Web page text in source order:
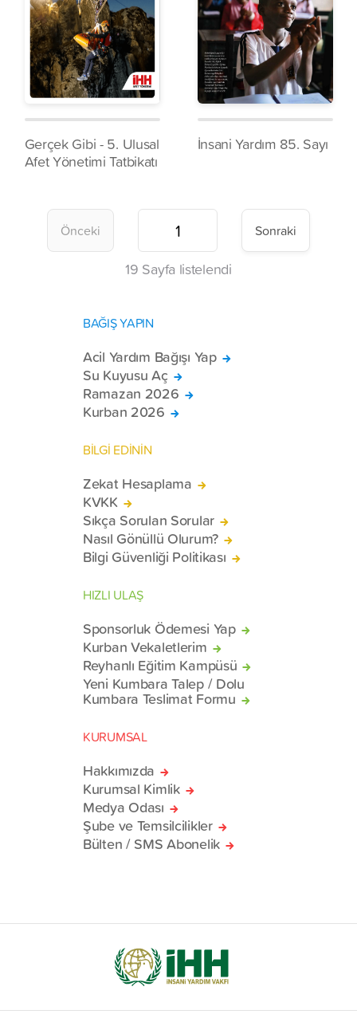
Gerçek Gibi - 5. Ulusal
Afet Yönetimi Tatbikatı
İnsani Yardım 85. Sayı
Önceki Sonraki
19 Sayfa listelendi
BAĞIŞ YAPIN
Acil Yardım Bağışı Yap
Su Kuyusu Aç
Ramazan 2026
Kurban 2026
BİLGİ EDİNİN
Zekat Hesaplama
KVKK
Sıkça Sorulan Sorular
Nasıl Gönüllü Olurum?
Bilgi Güvenliği Politikası
HIZLI ULAŞ
Sponsorluk Ödemesi Yap
Kurban Vekaletlerim
Reyhanlı Eğitim Kampüsü
Yeni Kumbara Talep / Dolu
Kumbara Teslimat Formu
KURUMSAL
Hakkımızda
Kurumsal Kimlik
Medya Odası
Şube ve Temsilcilikler
Bülten / SMS Abonelik